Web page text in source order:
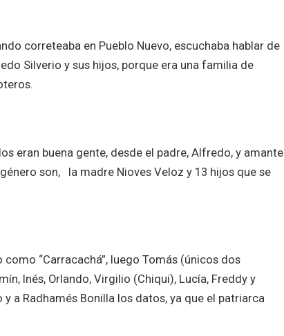
correteaba en Pueblo Nuevo, escuchaba hablar de
Silverio y sus hijos, porque era una familia de
eran buena gente, desde el padre, Alfredo, y amante
son, la madre Nioves Veloz y 13 hijos que se
“Carracachá”, luego Tomás (únicos dos
Inés, Orlando, Virgilio (Chiqui), Lucía, Freddy y
a Radhamés Bonilla los datos, ya que el patriarca